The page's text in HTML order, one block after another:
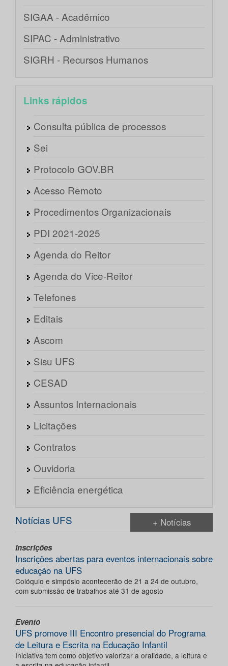
SIGAA - Acadêmico
SIPAC - Administrativo
SIGRH - Recursos Humanos
Links rápidos
Consulta pública de processos
Sei
Protocolo GOV.BR
Acesso Remoto
Procedimentos Organizacionais
PDI 2021-2025
Agenda do Reitor
Agenda do Vice-Reitor
Telefones
Editais
Ascom
Sisu UFS
CESAD
Assuntos Internacionais
Licitações
Contratos
Ouvidoria
Eficiência energética
Notícias UFS + Notícias
Inscrições
Inscrições abertas para eventos internacionais sobre
educação na UFS
Colóquio e simpósio acontecerão de 21 a 24 de outubro,
com submissão de trabalhos até 31 de agosto
Evento
UFS promove III Encontro presencial do Programa
de Leitura e Escrita na Educação Infantil
Iniciativa tem como objetivo valorizar a oralidade, a leitura e